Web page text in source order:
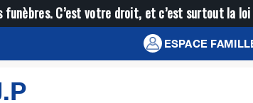
funèbres. C’est votre droit, et c’est surtout la
ESPACE